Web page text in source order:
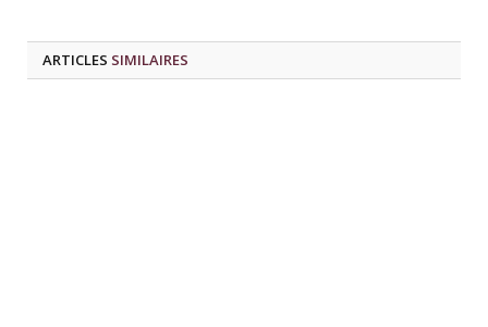
ARTICLES SIMILAIRES